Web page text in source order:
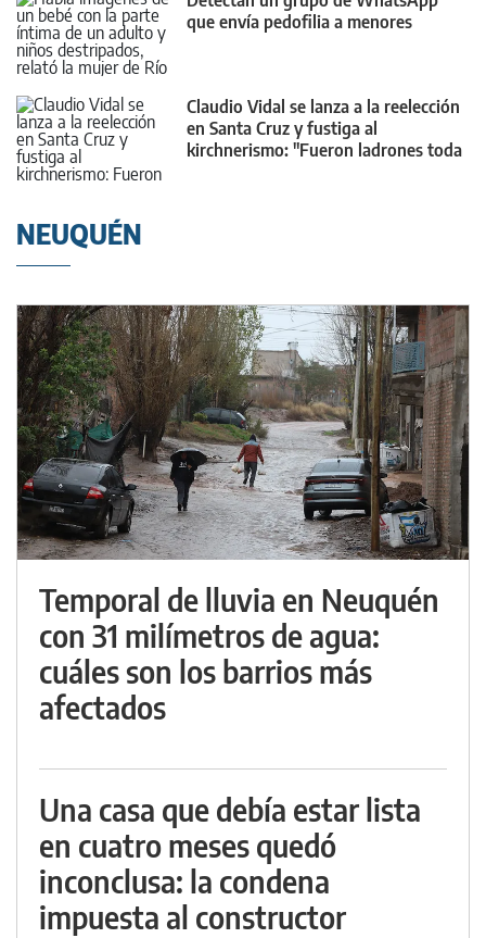
que envía pedofilia a menores
Claudio Vidal se lanza a la reelección
en Santa Cruz y fustiga al
kirchnerismo: "Fueron ladrones toda
NEUQUÉN
Temporal de lluvia en Neuquén
con 31 milímetros de agua:
cuáles son los barrios más
afectados
Una casa que debía estar lista
en cuatro meses quedó
inconclusa: la condena
impuesta al constructor